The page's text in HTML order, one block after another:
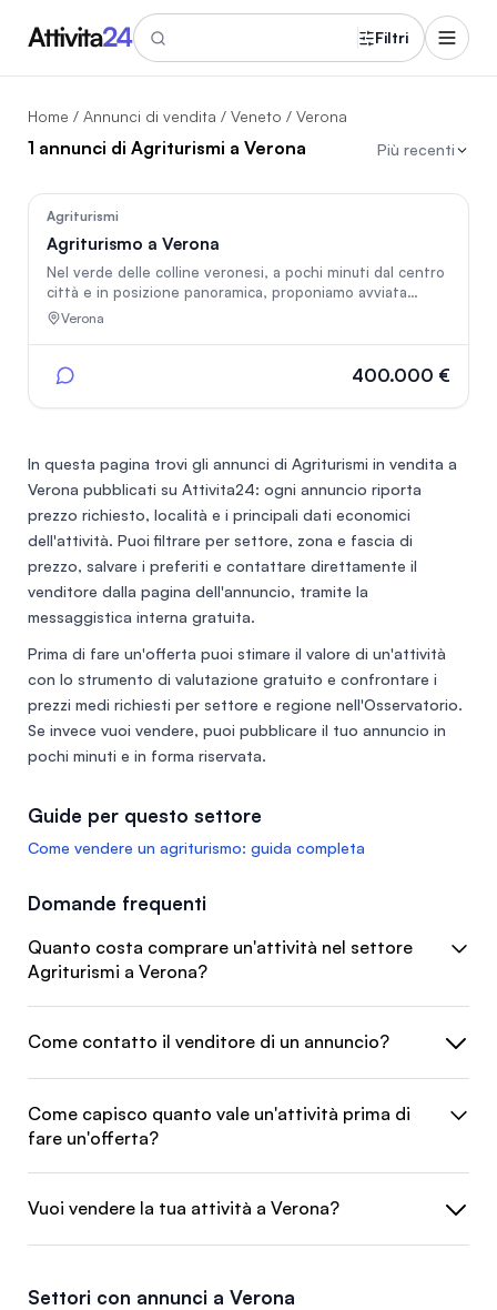
Filtri
Home / Annunci di vendita / Veneto / Verona
1 annunci di Agriturismi a Verona Più recenti
Agriturismi
Agriturismo a Verona
Nel verde delle colline veronesi, a pochi minuti dal centro
città e in posizione panoramica, proponiamo avviata
attività di agriturismo con ristorante e camere B&B,
produttivo, ampio prato e area boschiva. Composta da
bagno, cucina attrezzata, sala ristorante interna e
gode di ottima visibilità e reputazione, insignita di 5
girasoli. Ideale per chi cerca una soluzione pronta e
multifunzionale in contesto rurale ma ben collegato.
Possibilità di ampliamento e sviluppo ulteriore.
Verona
400.000 €
In questa pagina trovi gli annunci di Agriturismi in vendita a
Verona pubblicati su Attivita24: ogni annuncio riporta
prezzo richiesto, località e i principali dati economici
dell'attività. Puoi filtrare per settore, zona e fascia di
prezzo, salvare i preferiti e contattare direttamente il
venditore dalla pagina dell'annuncio, tramite la
messaggistica interna gratuita.
Prima di fare un'offerta puoi stimare il valore di un'attività
con lo strumento di valutazione gratuito e confrontare i
prezzi medi richiesti per settore e regione nell'Osservatorio.
Se invece vuoi vendere, puoi pubblicare il tuo annuncio in
pochi minuti e in forma riservata.
Guide per questo settore
Come vendere un agriturismo: guida completa
Domande frequenti
Quanto costa comprare un'attività nel settore
Agriturismi a Verona?
Come contatto il venditore di un annuncio?
Come capisco quanto vale un'attività prima di
fare un'offerta?
Vuoi vendere la tua attività a Verona?
Settori con annunci a Verona